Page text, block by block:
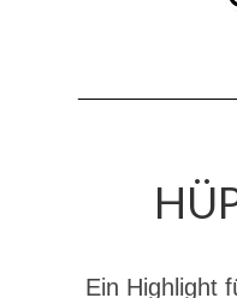
Termine
Ein Highlight